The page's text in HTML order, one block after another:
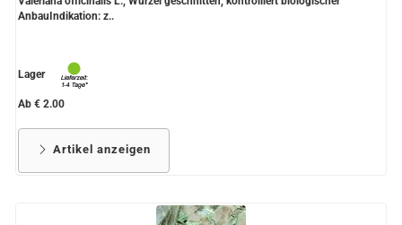
AnbauIndikation: z..
Lager
Ab € 2.00
Artikel anzeigen